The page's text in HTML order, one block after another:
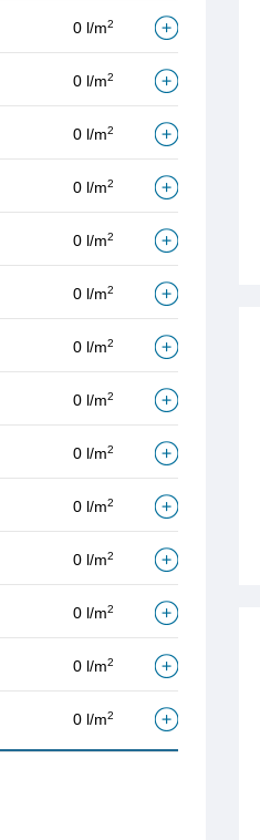
0 l/m2
0 l/m2
0 l/m2
0 l/m2
0 l/m2
0 l/m2
0 l/m2
0 l/m2
0 l/m2
0 l/m2
0 l/m2
0 l/m2
0 l/m2
0 l/m2